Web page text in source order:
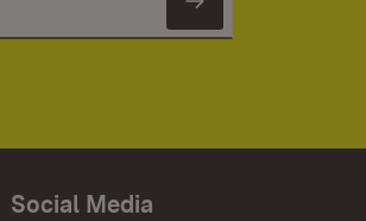
Newsletter
Social Media